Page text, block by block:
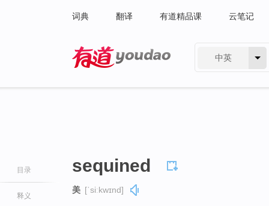
词典 翻译 有道精品课 云笔记
中英
目录
释义
sequined
美 [ˈsiːkwɪnd]